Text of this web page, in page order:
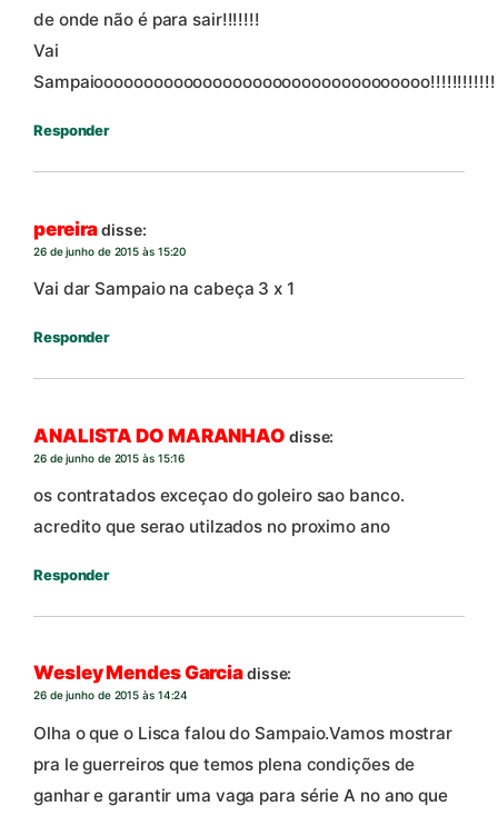
de onde não é para sair!!!!!!!
Vai
Sampaioooooooooooooooooooooooooooooooooo!!!!!!!!!!!!
Responder
pereiradisse:
26 de junho de 2015 às 15:20
Vai dar Sampaio na cabeça 3 x 1
Responder
ANALISTA DO MARANHAO disse:
26 de junho de 2015 às 15:16
os contratados exceçao do goleiro sao banco.
acredito que serao utilzados no proximo ano
Responder
Wesley Mendes Garciadisse:
26 de junho de 2015 às 14:24
Olha o que o Lisca falou do Sampaio.Vamos mostrar
pra le guerreiros que temos plena condições de
ganhar e garantir uma vaga para série A no ano que